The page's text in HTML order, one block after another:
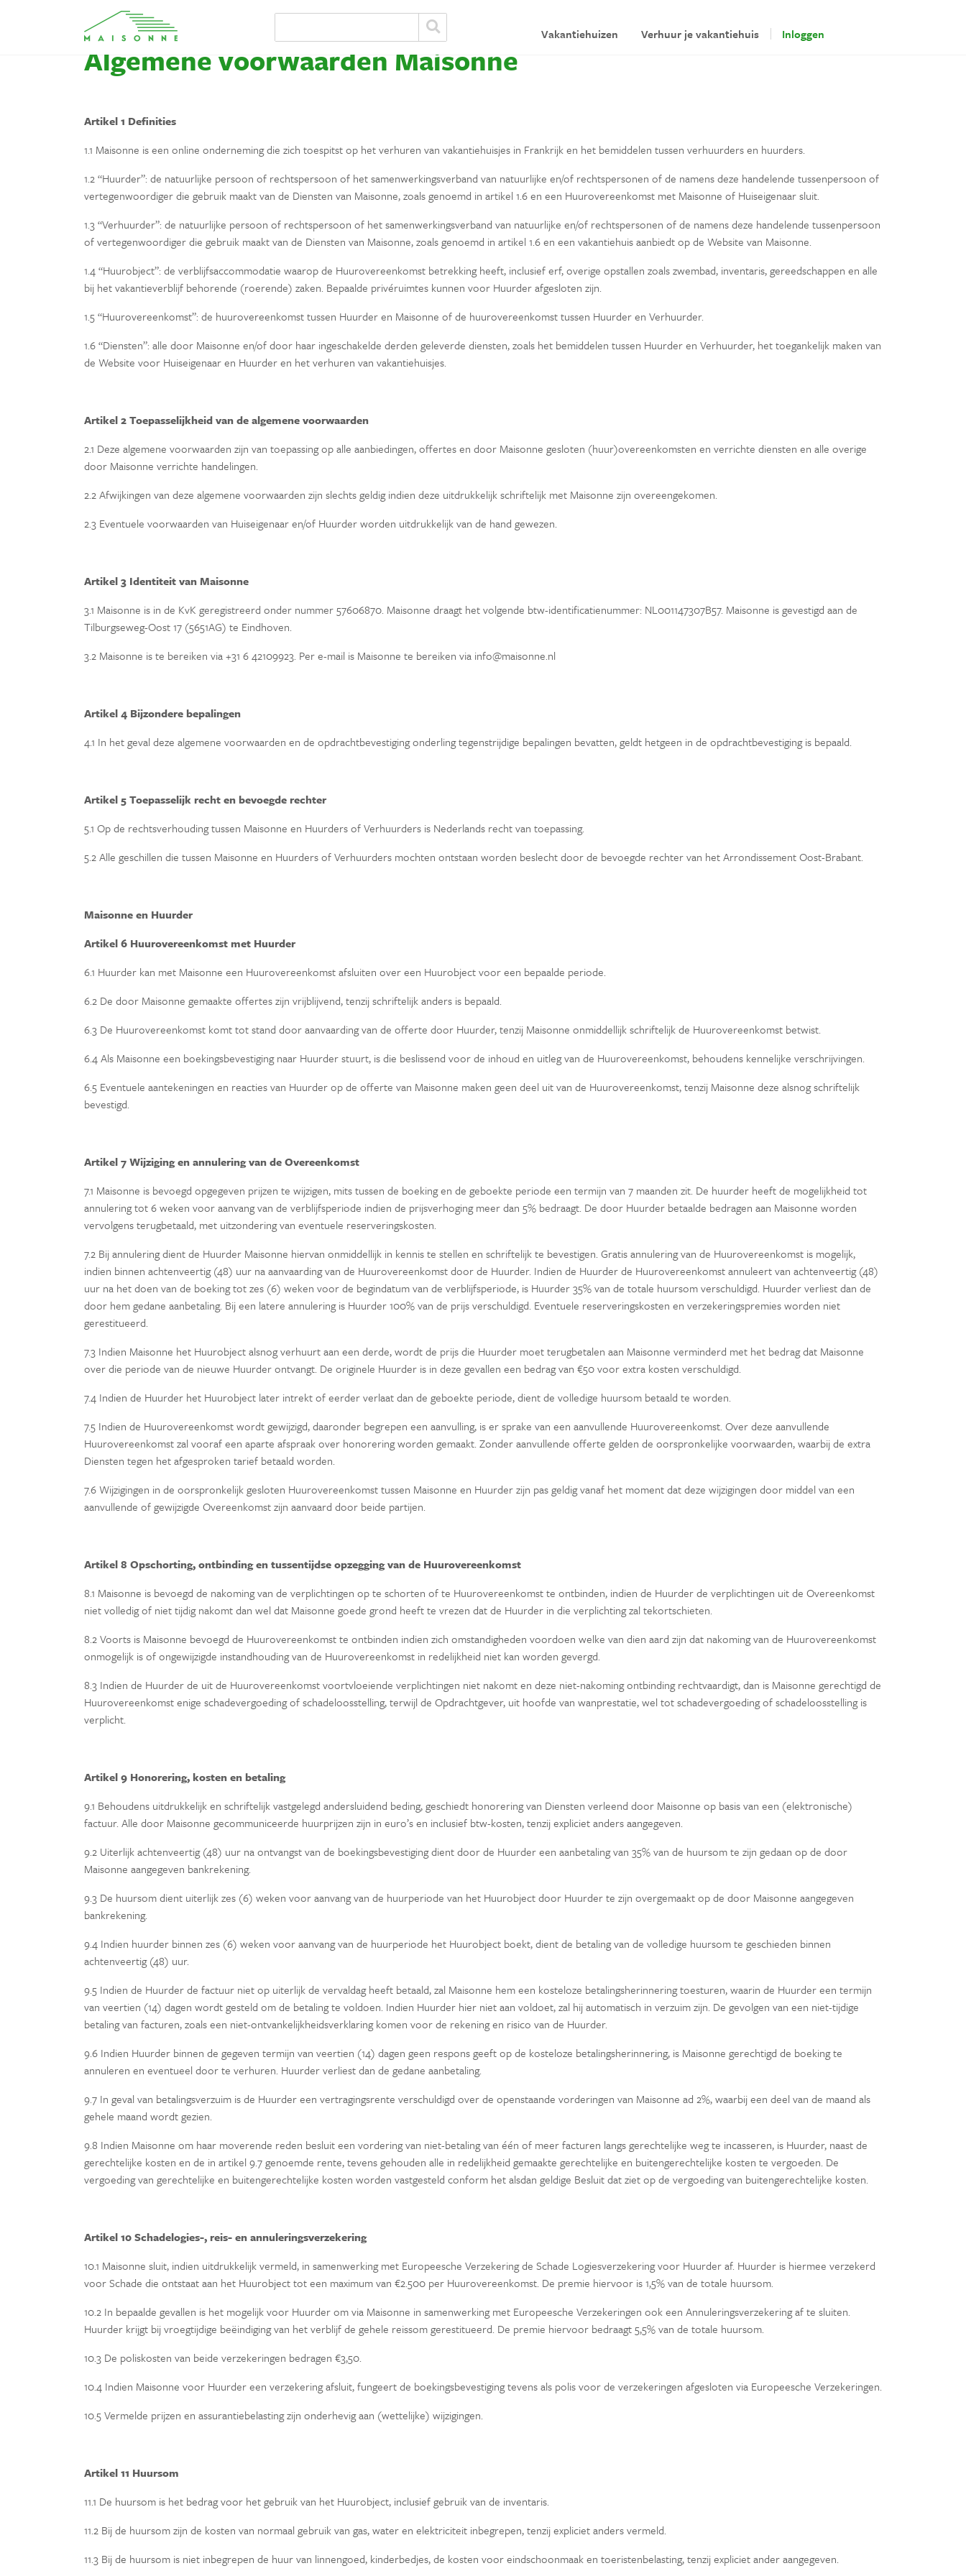
Vakantiehuizen Verhuur je vakantiehuis Inloggen
Algemene voorwaarden Maisonne
Artikel 1 Definities
1.1 Maisonne is een online onderneming die zich toespitst op het verhuren van vakantiehuisjes in Frankrijk en het bemiddelen tussen verhuurders en huurders.
1.2 “Huurder”: de natuurlijke persoon of rechtspersoon of het samenwerkingsverband van natuurlijke en/of rechtspersonen of de namens deze handelende tussenpersoon of
vertegenwoordiger die gebruik maakt van de Diensten van Maisonne, zoals genoemd in artikel 1.6 en een Huurovereenkomst met Maisonne of Huiseigenaar sluit.
1.3 “Verhuurder”: de natuurlijke persoon of rechtspersoon of het samenwerkingsverband van natuurlijke en/of rechtspersonen of de namens deze handelende tussenpersoon
of vertegenwoordiger die gebruik maakt van de Diensten van Maisonne, zoals genoemd in artikel 1.6 en een vakantiehuis aanbiedt op de Website van Maisonne.
1.4 “Huurobject”: de verblijfsaccommodatie waarop de Huurovereenkomst betrekking heeft, inclusief erf, overige opstallen zoals zwembad, inventaris, gereedschappen en alle
bij het vakantieverblijf behorende (roerende) zaken. Bepaalde privéruimtes kunnen voor Huurder afgesloten zijn.
1.5 “Huurovereenkomst”: de huurovereenkomst tussen Huurder en Maisonne of de huurovereenkomst tussen Huurder en Verhuurder.
1.6 “Diensten”: alle door Maisonne en/of door haar ingeschakelde derden geleverde diensten, zoals het bemiddelen tussen Huurder en Verhuurder, het toegankelijk maken van
de Website voor Huiseigenaar en Huurder en het verhuren van vakantiehuisjes.
Artikel 2 Toepasselijkheid van de algemene voorwaarden
2.1 Deze algemene voorwaarden zijn van toepassing op alle aanbiedingen, offertes en door Maisonne gesloten (huur)overeenkomsten en verrichte diensten en alle overige
door Maisonne verrichte handelingen.
2.2 Afwijkingen van deze algemene voorwaarden zijn slechts geldig indien deze uitdrukkelijk schriftelijk met Maisonne zijn overeengekomen.
2.3 Eventuele voorwaarden van Huiseigenaar en/of Huurder worden uitdrukkelijk van de hand gewezen.
Artikel 3 Identiteit van Maisonne
3.1 Maisonne is in de KvK geregistreerd onder nummer 57606870. Maisonne draagt het volgende btw-identificatienummer: NL001147307B57. Maisonne is gevestigd aan de
Tilburgseweg-Oost 17 (5651AG) te Eindhoven.
3.2 Maisonne is te bereiken via +31 6 42109923. Per e-mail is Maisonne te bereiken via info@maisonne.nl
Artikel 4 Bijzondere bepalingen
4.1 In het geval deze algemene voorwaarden en de opdrachtbevestiging onderling tegenstrijdige bepalingen bevatten, geldt hetgeen in de opdrachtbevestiging is bepaald.
Artikel 5 Toepasselijk recht en bevoegde rechter
5.1 Op de rechtsverhouding tussen Maisonne en Huurders of Verhuurders is Nederlands recht van toepassing.
5.2 Alle geschillen die tussen Maisonne en Huurders of Verhuurders mochten ontstaan worden beslecht door de bevoegde rechter van het Arrondissement Oost-Brabant.
Maisonne en Huurder
Artikel 6 Huurovereenkomst met Huurder
6.1 Huurder kan met Maisonne een Huurovereenkomst afsluiten over een Huurobject voor een bepaalde periode.
6.2 De door Maisonne gemaakte offertes zijn vrijblijvend, tenzij schriftelijk anders is bepaald.
6.3 De Huurovereenkomst komt tot stand door aanvaarding van de offerte door Huurder, tenzij Maisonne onmiddellijk schriftelijk de Huurovereenkomst betwist.
6.4 Als Maisonne een boekingsbevestiging naar Huurder stuurt, is die beslissend voor de inhoud en uitleg van de Huurovereenkomst, behoudens kennelijke verschrijvingen.
6.5 Eventuele aantekeningen en reacties van Huurder op de offerte van Maisonne maken geen deel uit van de Huurovereenkomst, tenzij Maisonne deze alsnog schriftelijk
bevestigd.
Artikel 7 Wijziging en annulering van de Overeenkomst
7.1 Maisonne is bevoegd opgegeven prijzen te wijzigen, mits tussen de boeking en de geboekte periode een termijn van 7 maanden zit. De huurder heeft de mogelijkheid tot
annulering tot 6 weken voor aanvang van de verblijfsperiode indien de prijsverhoging meer dan 5% bedraagt. De door Huurder betaalde bedragen aan Maisonne worden
vervolgens terugbetaald, met uitzondering van eventuele reserveringskosten.
7.2 Bij annulering dient de Huurder Maisonne hiervan onmiddellijk in kennis te stellen en schriftelijk te bevestigen. Gratis annulering van de Huurovereenkomst is mogelijk,
indien binnen achtenveertig (48) uur na aanvaarding van de Huurovereenkomst door de Huurder. Indien de Huurder de Huurovereenkomst annuleert van achtenveertig (48)
uur na het doen van de boeking tot zes (6) weken voor de begindatum van de verblijfsperiode, is Huurder 35% van de totale huursom verschuldigd. Huurder verliest dan de
door hem gedane aanbetaling. Bij een latere annulering is Huurder 100% van de prijs verschuldigd. Eventuele reserveringskosten en verzekeringspremies worden niet
gerestitueerd.
7.3 Indien Maisonne het Huurobject alsnog verhuurt aan een derde, wordt de prijs die Huurder moet terugbetalen aan Maisonne verminderd met het bedrag dat Maisonne
over die periode van de nieuwe Huurder ontvangt. De originele Huurder is in deze gevallen een bedrag van €50 voor extra kosten verschuldigd.
7.4 Indien de Huurder het Huurobject later intrekt of eerder verlaat dan de geboekte periode, dient de volledige huursom betaald te worden.
7.5 Indien de Huurovereenkomst wordt gewijzigd, daaronder begrepen een aanvulling, is er sprake van een aanvullende Huurovereenkomst. Over deze aanvullende
Huurovereenkomst zal vooraf een aparte afspraak over honorering worden gemaakt. Zonder aanvullende offerte gelden de oorspronkelijke voorwaarden, waarbij de extra
Diensten tegen het afgesproken tarief betaald worden.
7.6 Wijzigingen in de oorspronkelijk gesloten Huurovereenkomst tussen Maisonne en Huurder zijn pas geldig vanaf het moment dat deze wijzigingen door middel van een
aanvullende of gewijzigde Overeenkomst zijn aanvaard door beide partijen.
Artikel 8 Opschorting, ontbinding en tussentijdse opzegging van de Huurovereenkomst
8.1 Maisonne is bevoegd de nakoming van de verplichtingen op te schorten of te Huurovereenkomst te ontbinden, indien de Huurder de verplichtingen uit de Overeenkomst
niet volledig of niet tijdig nakomt dan wel dat Maisonne goede grond heeft te vrezen dat de Huurder in die verplichting zal tekortschieten.
8.2 Voorts is Maisonne bevoegd de Huurovereenkomst te ontbinden indien zich omstandigheden voordoen welke van dien aard zijn dat nakoming van de Huurovereenkomst
onmogelijk is of ongewijzigde instandhouding van de Huurovereenkomst in redelijkheid niet kan worden gevergd.
8.3 Indien de Huurder de uit de Huurovereenkomst voortvloeiende verplichtingen niet nakomt en deze niet-nakoming ontbinding rechtvaardigt, dan is Maisonne gerechtigd de
Huurovereenkomst enige schadevergoeding of schadeloosstelling, terwijl de Opdrachtgever, uit hoofde van wanprestatie, wel tot schadevergoeding of schadeloosstelling is
verplicht.
Artikel 9 Honorering, kosten en betaling
9.1 Behoudens uitdrukkelijk en schriftelijk vastgelegd andersluidend beding, geschiedt honorering van Diensten verleend door Maisonne op basis van een (elektronische)
factuur. Alle door Maisonne gecommuniceerde huurprijzen zijn in euro’s en inclusief btw-kosten, tenzij expliciet anders aangegeven.
9.2 Uiterlijk achtenveertig (48) uur na ontvangst van de boekingsbevestiging dient door de Huurder een aanbetaling van 35% van de huursom te zijn gedaan op de door
Maisonne aangegeven bankrekening.
9.3 De huursom dient uiterlijk zes (6) weken voor aanvang van de huurperiode van het Huurobject door Huurder te zijn overgemaakt op de door Maisonne aangegeven
bankrekening.
9.4 Indien huurder binnen zes (6) weken voor aanvang van de huurperiode het Huurobject boekt, dient de betaling van de volledige huursom te geschieden binnen
achtenveertig (48) uur.
9.5 Indien de Huurder de factuur niet op uiterlijk de vervaldag heeft betaald, zal Maisonne hem een kosteloze betalingsherinnering toesturen, waarin de Huurder een termijn
van veertien (14) dagen wordt gesteld om de betaling te voldoen. Indien Huurder hier niet aan voldoet, zal hij automatisch in verzuim zijn. De gevolgen van een niet-tijdige
betaling van facturen, zoals een niet-ontvankelijkheidsverklaring komen voor de rekening en risico van de Huurder.
9.6 Indien Huurder binnen de gegeven termijn van veertien (14) dagen geen respons geeft op de kosteloze betalingsherinnering, is Maisonne gerechtigd de boeking te
annuleren en eventueel door te verhuren. Huurder verliest dan de gedane aanbetaling.
9.7 In geval van betalingsverzuim is de Huurder een vertragingsrente verschuldigd over de openstaande vorderingen van Maisonne ad 2%, waarbij een deel van de maand als
gehele maand wordt gezien.
9.8 Indien Maisonne om haar moverende reden besluit een vordering van niet-betaling van één of meer facturen langs gerechtelijke weg te incasseren, is Huurder, naast de
gerechtelijke kosten en de in artikel 9.7 genoemde rente, tevens gehouden alle in redelijkheid gemaakte gerechtelijke en buitengerechtelijke kosten te vergoeden. De
vergoeding van gerechtelijke en buitengerechtelijke kosten worden vastgesteld conform het alsdan geldige Besluit dat ziet op de vergoeding van buitengerechtelijke kosten.
Artikel 10 Schadelogies-, reis- en annuleringsverzekering
10.1 Maisonne sluit, indien uitdrukkelijk vermeld, in samenwerking met Europeesche Verzekering de Schade Logiesverzekering voor Huurder af. Huurder is hiermee verzekerd
voor Schade die ontstaat aan het Huurobject tot een maximum van €2.500 per Huurovereenkomst. De premie hiervoor is 1,5% van de totale huursom.
10.2 In bepaalde gevallen is het mogelijk voor Huurder om via Maisonne in samenwerking met Europeesche Verzekeringen ook een Annuleringsverzekering af te sluiten.
Huurder krijgt bij vroegtijdige beëindiging van het verblijf de gehele reissom gerestitueerd. De premie hiervoor bedraagt 5,5% van de totale huursom.
10.3 De poliskosten van beide verzekeringen bedragen €3,50.
10.4 Indien Maisonne voor Huurder een verzekering afsluit, fungeert de boekingsbevestiging tevens als polis voor de verzekeringen afgesloten via Europeesche Verzekeringen.
10.5 Vermelde prijzen en assurantiebelasting zijn onderhevig aan (wettelijke) wijzigingen.
Artikel 11 Huursom
11.1 De huursom is het bedrag voor het gebruik van het Huurobject, inclusief gebruik van de inventaris.
11.2 Bij de huursom zijn de kosten van normaal gebruik van gas, water en elektriciteit inbegrepen, tenzij expliciet anders vermeld.
11.3 Bij de huursom is niet inbegrepen de huur van linnengoed, kinderbedjes, de kosten voor eindschoonmaak en toeristenbelasting, tenzij expliciet ander aangegeven.